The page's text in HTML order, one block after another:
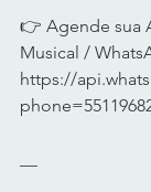
👉 Agende sua
Musical /
https://